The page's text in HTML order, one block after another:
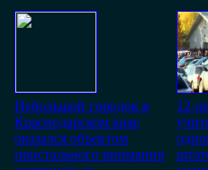
Небольшой городок в
Краснодарском крае
оказался объектом
пристального внимания
12-